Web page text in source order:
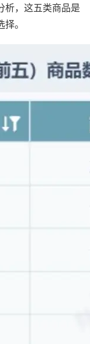
析，这五类商品是
。